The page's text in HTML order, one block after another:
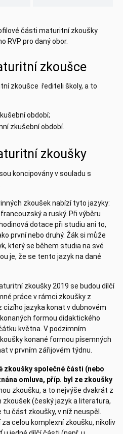
části maturitní zkoušky
RVP pro daný obor.
zkoušce
zkoušce řediteli školy, a to
období;
zkušební období.
zkoušky
koncipovány v souladu s
zkoušek nabízí tyto jazyky:
a ruský. Při výběru
dotace při studiu ani to,
první nebo druhý. Žák si může
který se během studia na své
je, že se tento jazyk na dané
zkoušky 2019 se budou dílčí
práce v rámci zkoušky z
jazyka konat v dubnovém
formou didaktického
května. V podzimním
konané formou písemných
v prvním zářijovém týdnu.
zkoušky společné části (nebo
omluva, příp. byl ze zkoušky
zkoušku, a to nejvýše dvakrát z
zkoušek (český jazyk a literatura,
část zkoušky, v níž neuspěl.
celou komplexní zkoušku, nikoliv